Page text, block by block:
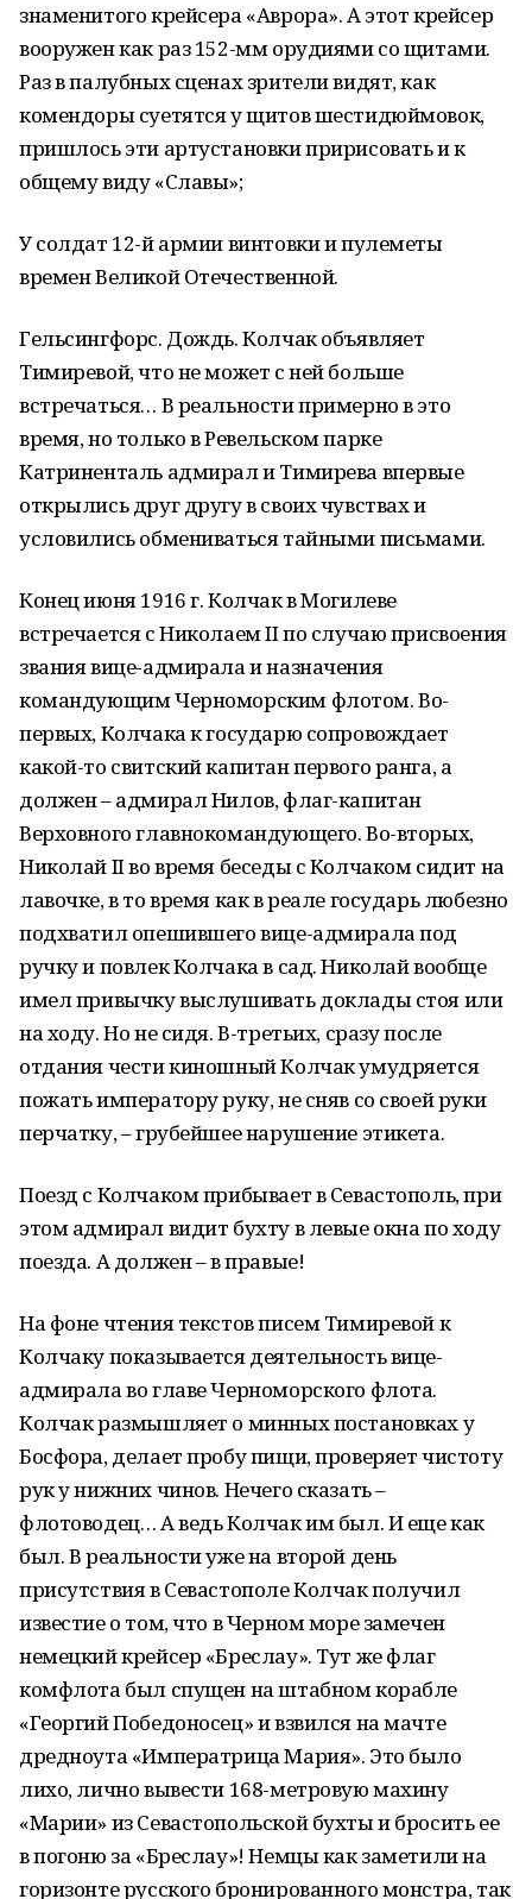
знаменитого крейсера «Аврора». А этот крейсер
вооружен как раз 152-мм орудиями со щитами.
Раз в палубных сценах зрители видят, как
комендоры суетятся у щитов шестидюймовок,
пришлось эти артустановки пририсовать и к
общему виду «Славы»;
У солдат 12-й армии винтовки и пулеметы
времен Великой Отечественной.
Гельсингфорс. Дождь. Колчак объявляет
Тимиревой, что не может с ней больше
встречаться… В реальности примерно в это
время, но только в Ревельском парке
Катриненталь адмирал и Тимирева впервые
открылись друг другу в своих чувствах и
условились обмениваться тайными письмами.
Конец июня 1916 г. Колчак в Могилеве
встречается с Николаем II по случаю присвоения
звания вице-адмирала и назначения
командующим Черноморским флотом. Во-
первых, Колчака к государю сопровождает
какой-то свитский капитан первого ранга, а
должен – адмирал Нилов, флаг-капитан
Верховного главнокомандующего. Во-вторых,
Николай II во время беседы с Колчаком сидит на
лавочке, в то время как в реале государь любезно
подхватил опешившего вице-адмирала под
ручку и повлек Колчака в сад. Николай вообще
имел привычку выслушивать доклады стоя или
на ходу. Но не сидя. В-третьих, сразу после
отдания чести киношный Колчак умудряется
пожать императору руку, не сняв со своей руки
перчатку, – грубейшее нарушение этикета.
Поезд с Колчаком прибывает в Севастополь, при
этом адмирал видит бухту в левые окна по ходу
поезда. А должен – в правые!
На фоне чтения текстов писем Тимиревой к
Колчаку показывается деятельность вице-
адмирала во главе Черноморского флота.
Колчак размышляет о минных постановках у
Босфора, делает пробу пищи, проверяет чистоту
рук у нижних чинов. Нечего сказать –
флотоводец… А ведь Колчак им был. И еще как
был. В реальности уже на второй день
присутствия в Севастополе Колчак получил
известие о том, что в Черном море замечен
немецкий крейсер «Бреслау». Тут же флаг
комфлота был спущен на штабном корабле
«Георгий Победоносец» и взвился на мачте
дредноута «Императрица Мария». Это было
лихо, лично вывести 168-метровую махину
«Марии» из Севастопольской бухты и бросить ее
в погоню за «Бреслау»! Немцы как заметили на
горизонте русского бронированного монстра, так